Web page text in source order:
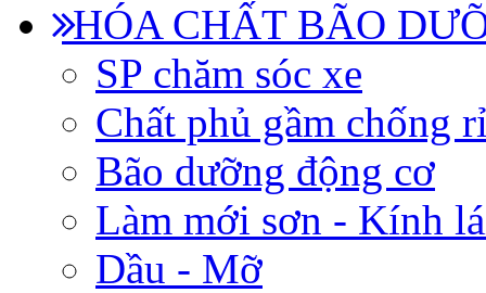
HÓA CHẤT BÃO
SP chăm sóc xe
Chất phủ gầm chống
Bão dưỡng động cơ
Làm mới sơn - Kính
Dầu - Mỡ